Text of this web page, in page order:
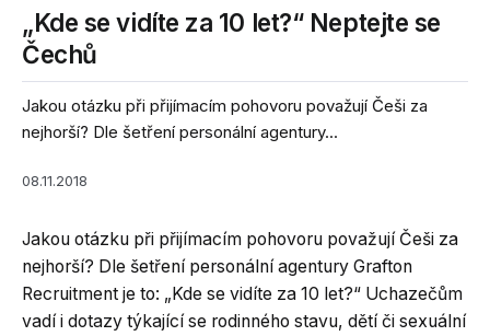
„Kde se vidíte za 10 let?“ Neptejte se
Čechů
Jakou otázku při přijímacím pohovoru považují Češi za
nejhorší? Dle šetření personální agentury...
08.11.2018
Jakou otázku při přijímacím pohovoru považují Češi za
nejhorší? Dle šetření personální agentury Grafton
Recruitment je to: „Kde se vidíte za 10 let?“ Uchazečům
vadí i dotazy týkající se rodinného stavu, dětí či sexuální